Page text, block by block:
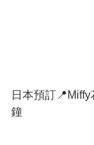
日本預訂
鐘